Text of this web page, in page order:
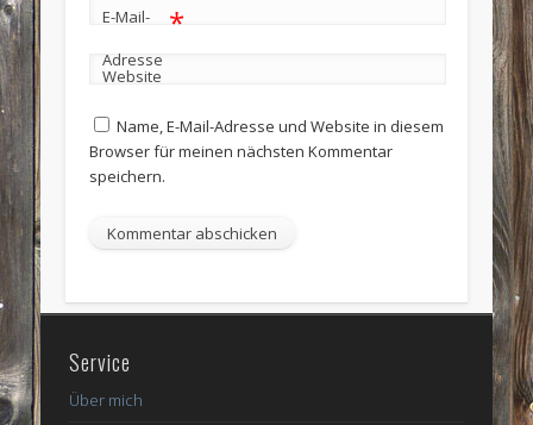
E-Mail-
Adresse
*
Website
Name, E-Mail-Adresse und Website in diesem
Browser für meinen nächsten Kommentar
speichern.
Service
Über mich